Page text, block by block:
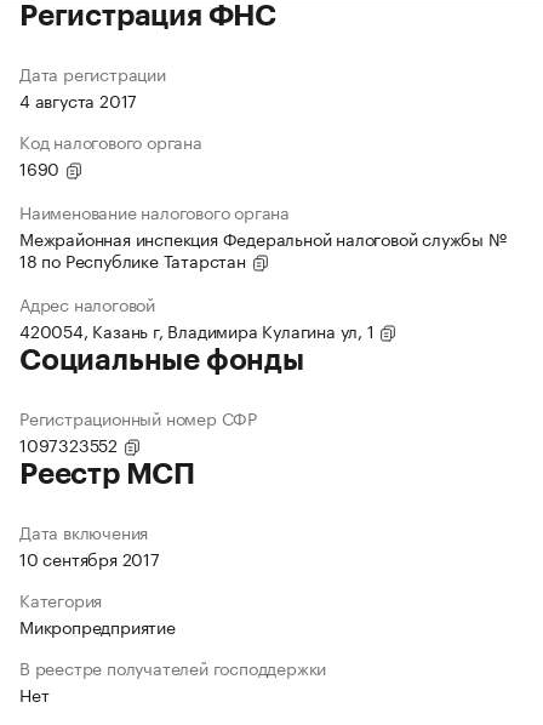
Регистрация ФНС
Дата регистрации
4 августа 2017
Код налогового органа
1690
Наименование налогового органа
Межрайонная инспекция Федеральной налоговой службы №
18 по Республике Татарстан
Адрес налоговой
420054, Казань г, Владимира Кулагина ул, 1
Социальные фонды
Регистрационный номер СФР
1097323552
Реестр МСП
Дата включения
10 сентября 2017
Категория
Микропредприятие
В реестре получателей господдержки
Нет